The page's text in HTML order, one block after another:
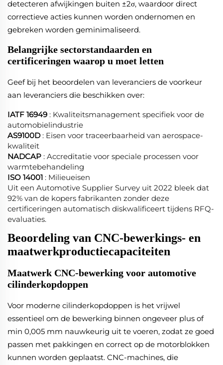
detecteren afwijkingen buiten ±2σ, waardoor direct
correctieve acties kunnen worden ondernomen en
gebreken worden geminimaliseerd.
Belangrijke sectorstandaarden en
certificeringen waarop u moet letten
Geef bij het beoordelen van leveranciers de voorkeur
aan leveranciers die beschikken over:
IATF 16949 : Kwaliteitsmanagement specifiek voor de
automobielindustrie
AS9100D : Eisen voor traceerbaarheid van aerospace-
kwaliteit
NADCAP : Accreditatie voor speciale processen voor
warmtebehandeling
ISO 14001 : Milieueisen
Uit een Automotive Supplier Survey uit 2022 bleek dat
92% van de kopers fabrikanten zonder deze
certificeringen automatisch diskwalificeert tijdens RFQ-
evaluaties.
Beoordeling van CNC-bewerkings- en
maatwerkproductiecapaciteiten
Maatwerk CNC-bewerking voor automotive
cilinderkopdoppen
Voor moderne cilinderkopdoppen is het vrijwel
essentieel om de bewerking binnen ongeveer plus of
min 0,005 mm nauwkeurig uit te voeren, zodat ze goed
passen met pakkingen en correct op de motorblokken
kunnen worden geplaatst. CNC-machines, die